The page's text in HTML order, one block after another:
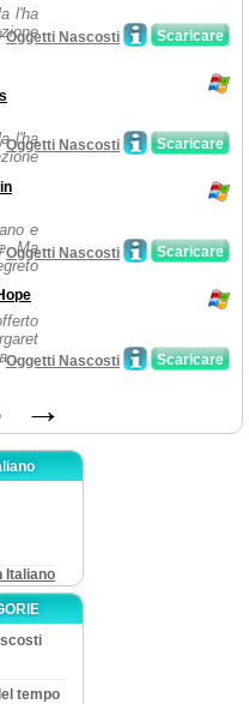
l'ha
Scaricare
/Oggetti Nascosti
l'ha
Scaricare
/Oggetti Nascosti
e
Ma
Scaricare
/Oggetti Nascosti
Scaricare
/Oggetti Nascosti
→
Italiano
tempo